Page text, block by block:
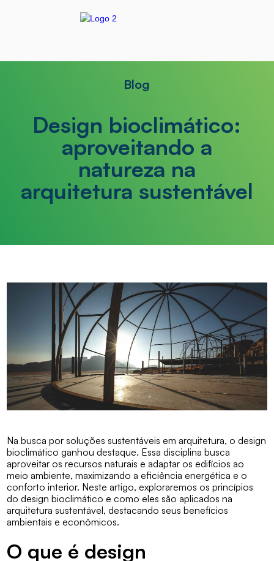
Blog
Design bioclimático:
aproveitando a
natureza na
arquitetura sustentável
Na busca por soluções sustentáveis em arquitetura, odesign
bioclimático ganhou destaque. Essa disciplina busca
aproveitar os recursos naturais e adaptar os edifícios ao
meio ambiente, maximizando a eficiência energética e o
conforto interior. Neste artigo, exploraremos os princípios
do design bioclimático e como eles são aplicados na
arquitetura sustentável, destacando seus benefícios
ambientais e econômicos.
O que é design